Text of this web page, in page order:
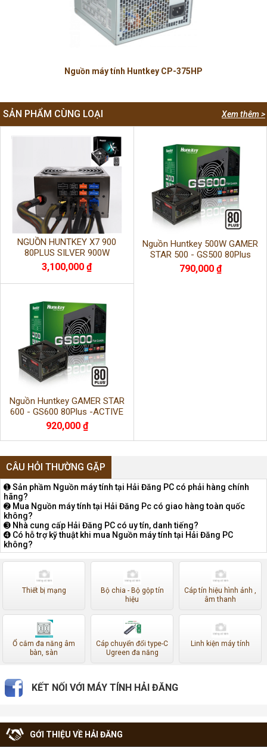
Nguồn máy tính Huntkey CP-375HP
Xem thêm >
SẢN PHẨM CÙNG LOẠI
NGUỒN HUNTKEY X7 900
80PLUS SILVER 900W
3,100,000 ₫
Nguồn Huntkey 500W GAMER
STAR 500 - GS500 80Plus
(ACTIVE PFC- Fan 12cm)
790,000 ₫
Nguồn Huntkey GAMER STAR
600 - GS600 80Plus -ACTIVE
PFC- Fan 12cm
920,000 ₫
CÂU HỎI THƯỜNG GẶP
➊ Sản phầm Nguồn máy tính tại Hải Đăng PC có phải hàng chính
hãng?
➋ Mua Nguồn máy tính tại Hải Đăng Pc có giao hàng toàn quốc
không?
➌ Nhà cung cấp Hải Đăng PC có uy tín, danh tiếng?
➍ Có hỗ trợ kỹ thuật khi mua Nguồn máy tính tại Hải Đăng PC
không?
Thiết bị mạng
Bộ chia - Bộ gộp tín
hiệu
Cáp tín hiệu hình ảnh ,
âm thanh
Ổ cắm đa năng âm
bàn, sàn
Cáp chuyển đổi type-C
Ugreen đa năng
Linh kiện máy tính
KẾT NỐI VỚI MÁY TÍNH HẢI ĐĂNG
GỚI THIỆU VỀ HẢI ĐĂNG